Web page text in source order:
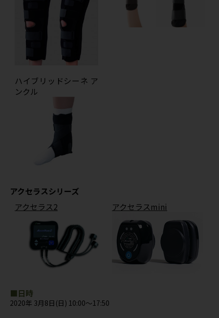
ハイブリッドシーネ ア
ンクル
アクセラスシリーズ
アクセラス2
アクセラスmini
■日時
2020年 3月8日(日) 10:00～17:50